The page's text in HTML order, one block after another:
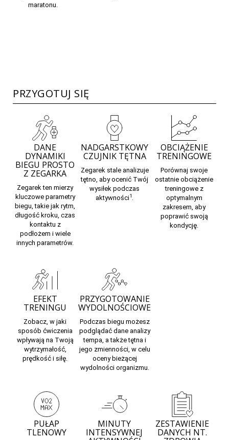
maratonu.
PRZYGOTUJ SIĘ
DANE
DYNAMIKI
BIEGU PROSTO
Z ZEGARKA
Zegarek ten mierzy
kluczowe parametry
biegu, takie jak rytm,
długość kroku, czas
kontaktu z
podłożem i wiele
innych parametrów.
NADGARSTKOWY
CZUJNIK TĘTNA
Zegarek stale analizuje
tętno, aby ocenić Twój
wysiłek podczas
aktywności1
OBCIĄŻENIE
TRENINGOWE
Porównaj swoje
ostatnie obciążenie
treningowe z
optymalnym
zakresem, aby
poprawić swoją
kondycję.
EFEKT
TRENINGU
Zobacz, w jaki
sposób ćwiczenia
wpływają na Twoją
wytrzymałość,
prędkość i siłę.
PRZYGOTOWANIE
WYDOLNOŚCIOWE
Podczas biegu możesz
podglądać dane analizy
tempa, a także tętna i
jego zmienności, w celu
oceny bieżącej
wydolności organizmu.
PUŁAP
TLENOWY
MINUTY
INTENSYWNEJ
ZESTAWIENIE
DANYCH NT.